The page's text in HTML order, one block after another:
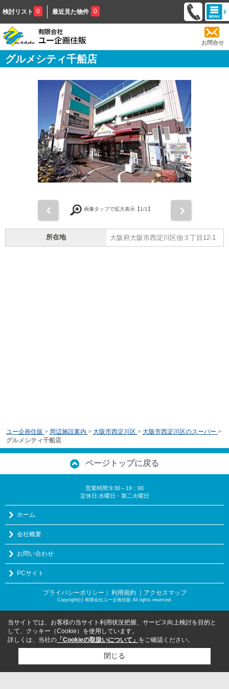
検討リスト 0 最近見た物件 0
お問合せ
グルメシティ千船店
画像タップで拡大表示【1/1】
所在地 大阪府大阪市西淀川区佃３丁目12-1
ユー企画住販 > 周辺施設案内 > 大阪市西淀川区 > 大阪市西淀川区のスーパー >
グルメシティ千船店
ページトップに戻る
営業時間:9:30～19：00
定休日:水曜日・第二火曜日
ホーム
会社概要
お問い合わせ
PCサイト
プライバシーポリシー ｜ 利用規約 ｜アクセスマップ
Copyright(c) 有限会社ユー企画住販 All rights reserved.
当サイトでは、お客様の当サイト利用状況把握、サービス向上検討を目的と
して、クッキー（Cookie）を使用しています。
詳しくは、当社の 「Cookieの取扱いについて」 をご確認ください。
閉じる